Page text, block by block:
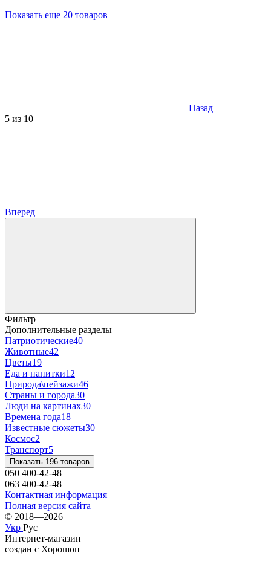
Показать еще 20 товаров
Назад
5 из 10
Вперед
Фильтр
Дополнительные разделы
Патриотические40
Животные42
Цветы19
Еда и напитки12
Природа\пейзажи46
Страны и города30
Люди на картинах30
Времена года18
Известные сюжеты30
Космос2
Транспорт5
Показать 196 товаров
050 400-42-48
063 400-42-48
Контактная информация
Полная версия сайта
© 2018—2026
Укр Рус
Интернет-магазин
создан с Хорошоп